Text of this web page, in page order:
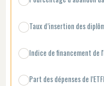
Taux d’insertion des
Indice de financement de
Part des dépenses de